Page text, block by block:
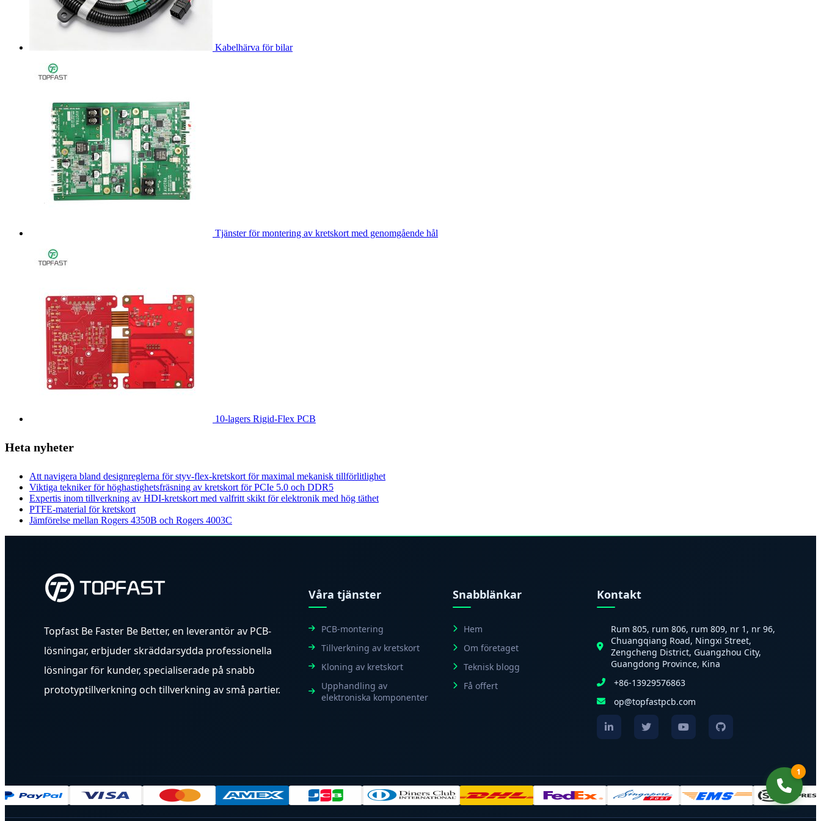
Kabelhärva för bilar
Tjänster för montering av kretskort med genomgående hål
10-lagers Rigid-Flex PCB
Heta nyheter
Att navigera bland designreglerna för styv-flex-kretskort för maximal mekanisk tillförlitlighet
Viktiga tekniker för höghastighetsfräsning av kretskort för PCIe 5.0 och DDR5
Expertis inom tillverkning av HDI-kretskort med valfritt skikt för elektronik med hög täthet
PTFE-material för kretskort
Jämförelse mellan Rogers 4350B och Rogers 4003C
Topfast Be Faster Be Better, en leverantör av PCB-
lösningar, erbjuder skräddarsydda professionella
lösningar för kunder, specialiserade på snabb
prototyptillverkning och tillverkning av små partier.
Våra tjänster
PCB-montering
Tillverkning av kretskort
Kloning av kretskort
Upphandling av
elektroniska komponenter
Snabblänkar
Hem
Om företaget
Teknisk blogg
Få offert
Kontakt
Rum 805, rum 806, rum 809, nr 1, nr 96,
Chuangqiang Road, Ningxi Street,
Zengcheng District, Guangzhou City,
Guangdong Province, Kina
+86-13929576863
op@topfastpcb.com
1